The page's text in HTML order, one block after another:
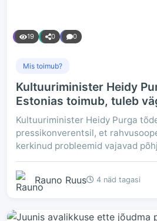
19 0 0
Mis toimub?
Kultuuriminister Heidy
Estonias toimub, tuleb
Kultuuriminister Heidy Purga
pressikonverentsil, et
kerkinud probleemid vajavad
Rauno Ruus 4 näd tagasi